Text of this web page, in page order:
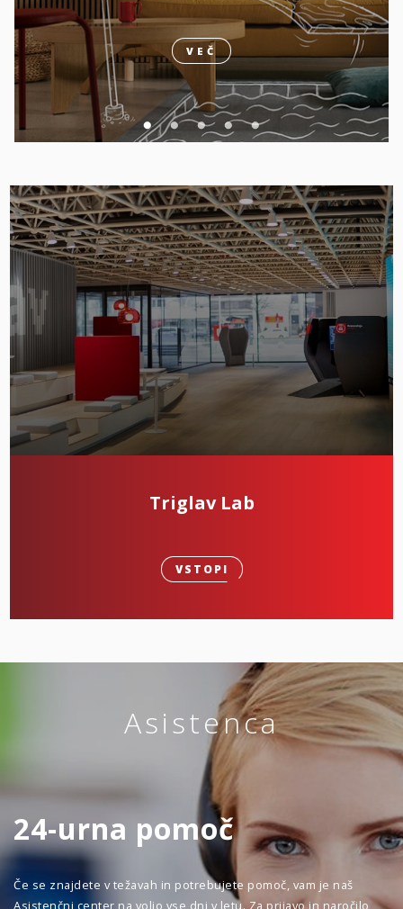
VEČ
Triglav Lab
VSTOPI
Asistenca
24-urna pomoč
Če se znajdete v težavah in potrebujete pomoč, vam je naš
Asistenčni center na voljo vse dni v letu. Za prijavo in naročilo